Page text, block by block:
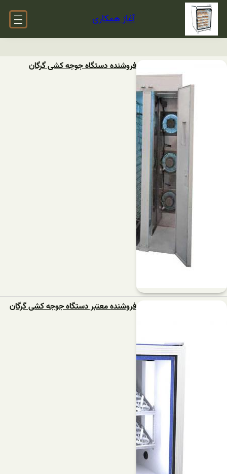
آغاز همکاری
فروشنده دستگاه جوجه کشی گرگان
فروشنده معتبر دستگاه جوجه کشی گرگان